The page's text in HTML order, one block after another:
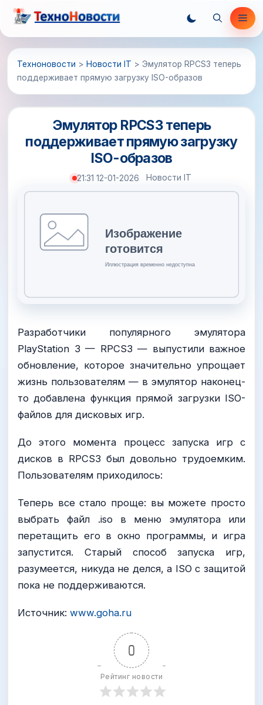
Перейти
содержимому
Техноновости > Новости IT > Эмулятор RPCS3 теперь
поддерживает прямую загрузку ISO-образов
Эмулятор RPCS3 теперь
поддерживает прямую загрузку
ISO-образов
21:31 12-01-2026 Новости IT
Разработчики популярного эмулятора
PlayStation 3 — RPCS3 — выпустили важное
обновление, которое значительно упрощает
жизнь пользователям — в эмулятор наконец-
то добавлена функция прямой загрузки ISO-
файлов для дисковых игр.
До этого момента процесс запуска игр с
дисков в RPCS3 был довольно трудоемким.
Пользователям приходилось:
Теперь все стало проще: вы можете просто
выбрать файл .iso в меню эмулятора или
перетащить его в окно программы, и игра
запустится. Старый способ запуска игр,
разумеется, никуда не делся, а ISO с защитой
пока не поддерживаются.
Источник: www.goha.ru
0
Рейтинг новости